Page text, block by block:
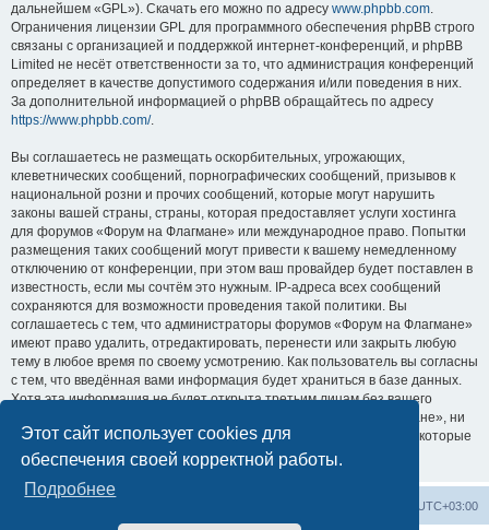
Этот сайт использует cookies для
обеспечения своей корректной работы.
Подробнее
дальнейшем «GPL»). Скачать его можно по адресу www.phpbb.com.
Ограничения лицензии GPL для программного обеспечения phpBB строго
связаны с организацией и поддержкой интернет-конференций, и phpBB
Limited не несёт ответственности за то, что администрация конференций
определяет в качестве допустимого содержания и/или поведения в них.
За дополнительной информацией о phpBB обращайтесь по адресу
https://www.phpbb.com/.
Вы соглашаетесь не размещать оскорбительных, угрожающих,
клеветнических сообщений, порнографических сообщений, призывов к
национальной розни и прочих сообщений, которые могут нарушить
законы вашей страны, страны, которая предоставляет услуги хостинга
для форумов «Форум на Флагмане» или международное право. Попытки
размещения таких сообщений могут привести к вашему немедленному
отключению от конференции, при этом ваш провайдер будет поставлен в
известность, если мы сочтём это нужным. IP-адреса всех сообщений
сохраняются для возможности проведения такой политики. Вы
соглашаетесь с тем, что администраторы форумов «Форум на Флагмане»
имеют право удалить, отредактировать, перенести или закрыть любую
тему в любое время по своему усмотрению. Как пользователь вы согласны
с тем, что введённая вами информация будет храниться в базе данных.
Хотя эта информация не будет открыта третьим лицам без вашего
разрешения, ни администрация конференции «Форум на Флагмане», ни
phpBB Limited не может быть ответственна за действия хакеров, которые
могут привести к несанкционированному доступу к ней.
UTC+03:00